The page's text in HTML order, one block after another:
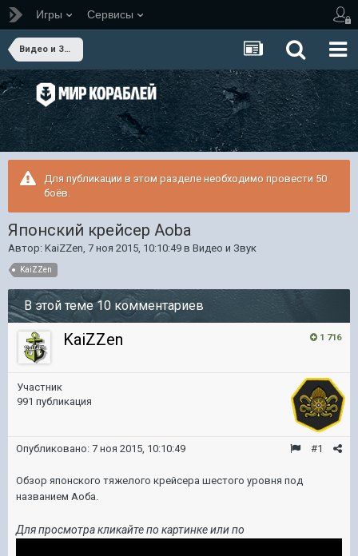
Игры Сервисы
Видео и Звук
Для публикации в этом разделе необходимо провести 50
боёв.
Японский крейсер Aoba
Автор: KaiZZen, 7 ноя 2015, 10:10:49 в Видео и Звук
KaiZZen
В этой теме 10 комментариев
1 716
KaiZZen
Участник
991 публикация
#1
Опубликовано: 7 ноя 2015, 10:10:49
Обзор японского тяжелого крейсера шестого уровня под
названием Аоба.
Для просмотра кликайте по картинке или по